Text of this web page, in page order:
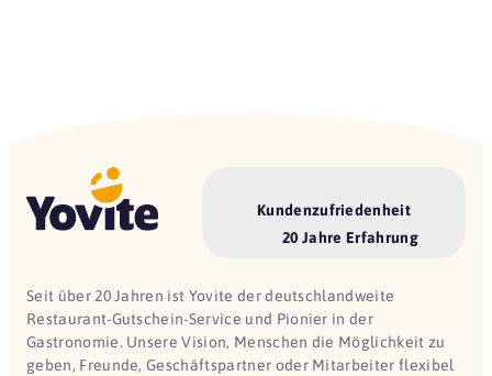
Kundenzufriedenheit
20 Jahre Erfahrung
Seit über 20 Jahren ist Yovite der deutschlandweite
Restaurant-Gutschein-Service und Pionier in der
Gastronomie. Unsere Vision, Menschen die Möglichkeit zu
geben, Freunde, Geschäftspartner oder Mitarbeiter flexibel